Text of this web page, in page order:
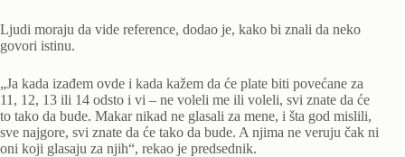
Ljudi moraju da vide reference, dodao je, kako bi znali da neko
govori istinu.
„Ja kada izađem ovde i kada kažem da će plate biti povećane za
11, 12, 13 ili 14 odsto i vi – ne voleli me ili voleli, svi znate da će
to tako da bude. Makar nikad ne glasali za mene, i šta god mislili,
sve najgore, svi znate da će tako da bude. A njima ne veruju čak ni
oni koji glasaju za njih“, rekao je predsednik.